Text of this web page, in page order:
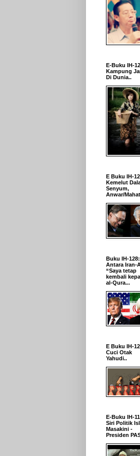
E-Buku IH-
Kampung
Di Dunia..
E Buku IH-
Kemelut
Senyum,
Anwar/
Buku IH-128:
Antara Iran-
“Saya tetap
kembali
al-Qura...
E Buku IH-
Cuci Otak
Yahudi..
E-Buku IH-
Siri Politik
Masakini -
Presiden